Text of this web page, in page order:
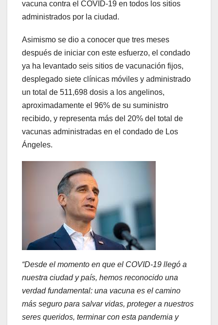
vacuna contra el COVID-19 en todos los sitios
administrados por la ciudad.
Asimismo se dio a conocer que tres meses
después de iniciar con este esfuerzo, el condado
ya ha levantado seis sitios de vacunación fijos,
desplegado siete clínicas móviles y administrado
un total de 511,698 dosis a los angelinos,
aproximadamente el 96% de su suministro
recibido, y representa más del 20% del total de
vacunas administradas en el condado de Los
Ángeles.
“Desde el momento en que el COVID-19 llegó a
nuestra ciudad y país, hemos reconocido una
verdad fundamental: una vacuna es el camino
más seguro para salvar vidas, proteger a nuestros
seres queridos, terminar con esta pandemia y